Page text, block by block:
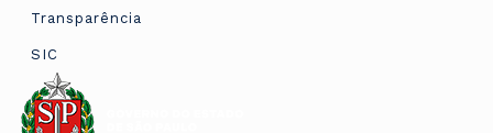
Transparência
SIC